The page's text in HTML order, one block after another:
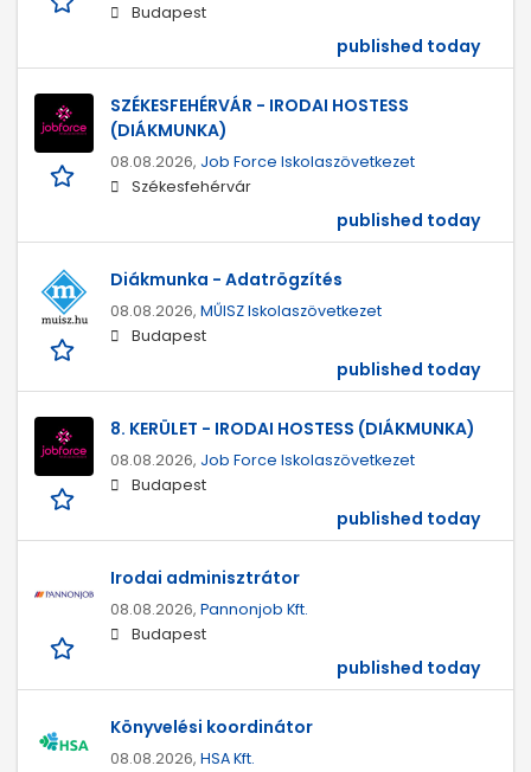
Budapest
published today
SZÉKESFEHÉRVÁR - IRODAI HOSTESS
(DIÁKMUNKA)
08.08.2026, Job Force Iskolaszövetkezet
Székesfehérvár
published today
Diákmunka - Adatrögzítés
08.08.2026, MŰISZ Iskolaszövetkezet
Budapest
published today
8. KERÜLET - IRODAI HOSTESS (DIÁKMUNKA)
08.08.2026, Job Force Iskolaszövetkezet
Budapest
published today
Irodai adminisztrátor
08.08.2026, Pannonjob Kft.
Budapest
published today
Könyvelési koordinátor
08.08.2026, HSA Kft.